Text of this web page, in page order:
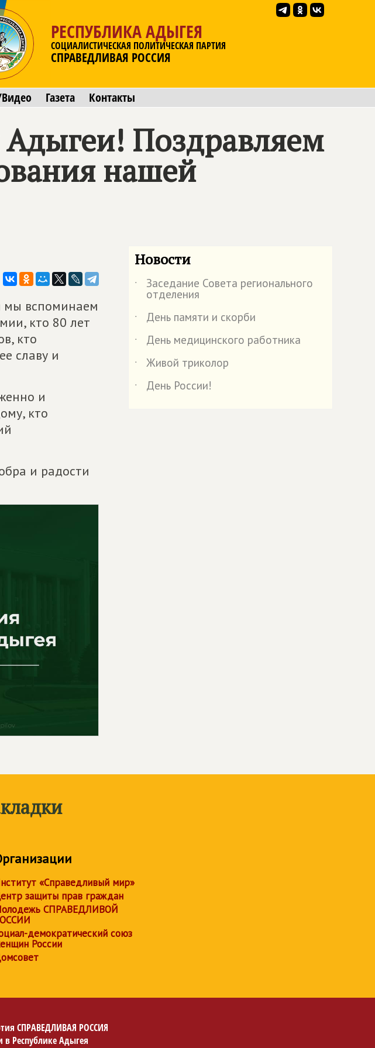
РЕСПУБЛИКА АДЫГЕЯ
СОЦИАЛИСТИЧЕСКАЯ ПОЛИТИЧЕСКАЯ ПАРТИЯ
СПРАВЕДЛИВАЯ РОССИЯ
Газета Контакты
Поздравляем
нашей
мы вспоминаем
кто 80 лет
кто
славу и
и
кто
и радости
Новости
˙ Заседание Совета регионального
отделения
˙
День памяти и скорби
˙
День медицинского работника
˙
Живой триколор
˙
День России!
«Справедливый мир»
защиты прав граждан
СПРАВЕДЛИВОЙ
демократический союз
России
СПРАВЕДЛИВАЯ РОССИЯ
в Республике Адыгея